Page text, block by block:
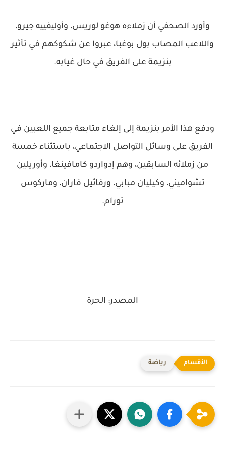
وأورد الصحفي أن زملاءه هوغو لوريس، وأوليفييه جيرو،
واللاعب المصاب بول بوغبا، عبروا عن شكوكهم في تأثير
بنزيمة على الفريق في حال غيابه.
ودفع هذا الأمر بنزيمة إلى إلغاء متابعة جميع اللعبين في
الفريق على وسائل التواصل الاجتماعي، باستثناء خمسة
من زملائه السابقين، وهم إدواردو كامافينغا، وأوريلين
تشواميني، وكيليان مبابي، ورفائيل فاران، وماركوس
تورام.
المصدر: الحرة
رياضة